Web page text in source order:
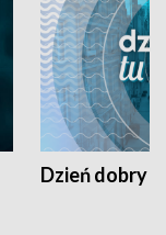
Dzień dobry